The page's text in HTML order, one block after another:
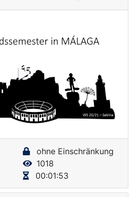
P
l
a
V
i
d
ohne Einschränkung
1018
00:01:53